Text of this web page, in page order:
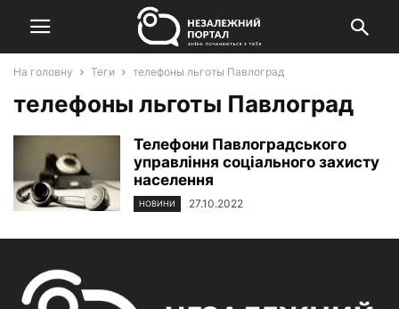
На головну Теги телефоны льготы Павлоград
телефоны льготы Павлоград
Телефони Павлоградського
управління соціального захисту
населення
НОВИНИ 27.10.2022